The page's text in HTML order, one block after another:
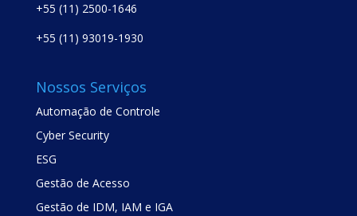
+55 (11) 2500-1646
+55 (11) 93019-1930
Nossos Serviços
Automação de Controle
Cyber Security
ESG
Gestão de Acesso
Gestão de IDM, IAM e IGA